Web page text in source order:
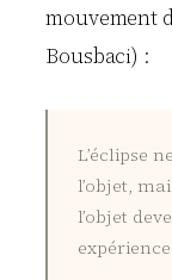
mouvement
Bousbaci) :
L’éclipse
l’objet,
l’objet